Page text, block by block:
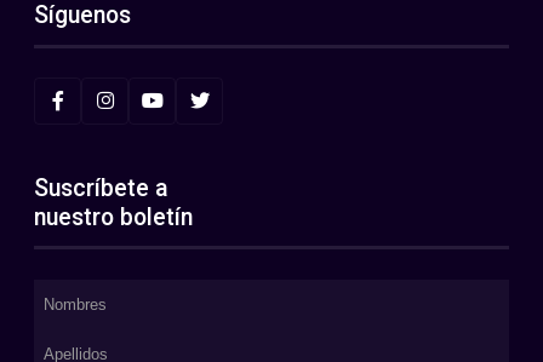
Síguenos
Suscríbete a
nuestro boletín